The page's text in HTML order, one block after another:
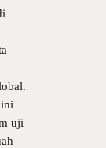
uji